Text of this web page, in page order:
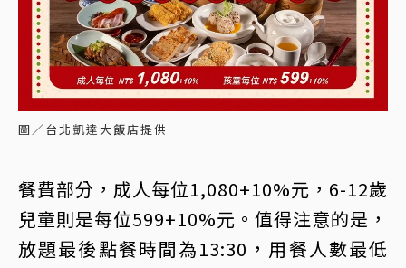
圖／台北凱達大飯店提供
餐費部分，成人每位1,080+10%元，6-12歲
兒童則是每位599+10%元。值得注意的是，
放題最後點餐時間為13:30，用餐人數最低